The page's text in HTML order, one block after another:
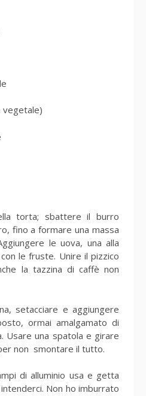
vegetale)
torta; sbattere il burro
fino a formare una massa
le uova, una alla
le fruste. Unire il pizzico
la tazzina di caffè non
setacciare e aggiungere
ormai amalgamato di
Usare una spatola e girare
non smontare il tutto.
di alluminio usa e getta
Non ho imburrato